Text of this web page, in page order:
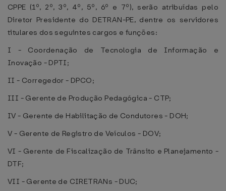
CPPE (1º, 2º, 3º, 4º, 5º, 6º e 7º), serão atribuídas pelo
Diretor Presidente do DETRAN-PE, dentre os servidores
titulares dos seguintes cargos e funções:
I - Coordenação de Tecnologia de Informação e
Inovação - DPTI;
II - Corregedor - DPCO;
III - Gerente de Produção Pedagógica - CTP;
IV - Gerente de Habilitação de Condutores - DOH;
V - Gerente de Registro de Veículos - DOV;
VI - Gerente de Fiscalização de Trânsito e Planejamento -
DTF;
VII - Gerente de CIRETRANs - DUC;